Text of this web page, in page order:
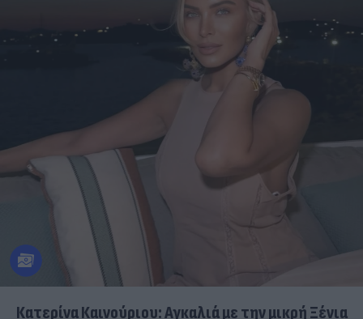
Κατερίνα Καινούριου: Αγκαλιά με την μικρή Ξένια